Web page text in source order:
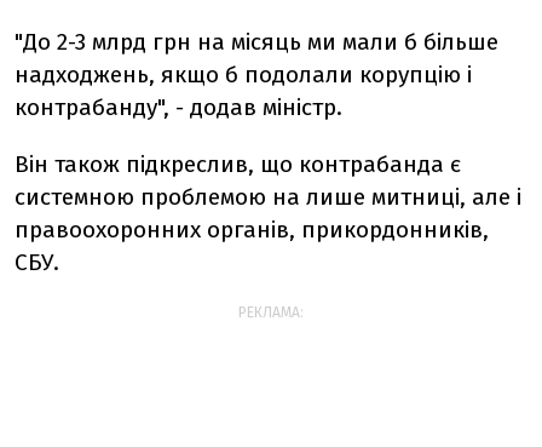
"До 2-3 млрд грн на місяць ми мали б більше
надходжень, якщо б подолали корупцію і
контрабанду", - додав міністр.
Він також підкреслив, що контрабанда є
системною проблемою на лише митниці, але і
правоохоронних органів, прикордонників,
СБУ.
РЕКЛАМА: